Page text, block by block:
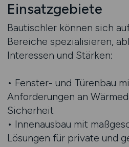
Einsatzgebiete
Bautischler können sich
Bereiche spezialisieren,
Interessen und Stärken:
• Fenster- und Türenbau
Anforderungen an
Sicherheit
• Innenausbau mit
Lösungen für private und